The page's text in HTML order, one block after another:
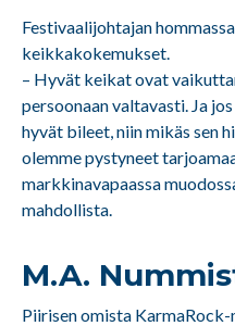
Festivaalijohtajan
keikkakokemukset.
– Hyvät keikat ovat
persoonaan valtavasti. Ja
hyvät bileet, niin mikäs sen
olemme pystyneet
markkinavapaassa
mahdollista.
M.A.
Piirisen omista